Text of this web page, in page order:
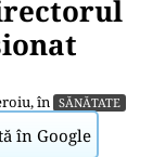
, în SĂNĂTATE
în Google